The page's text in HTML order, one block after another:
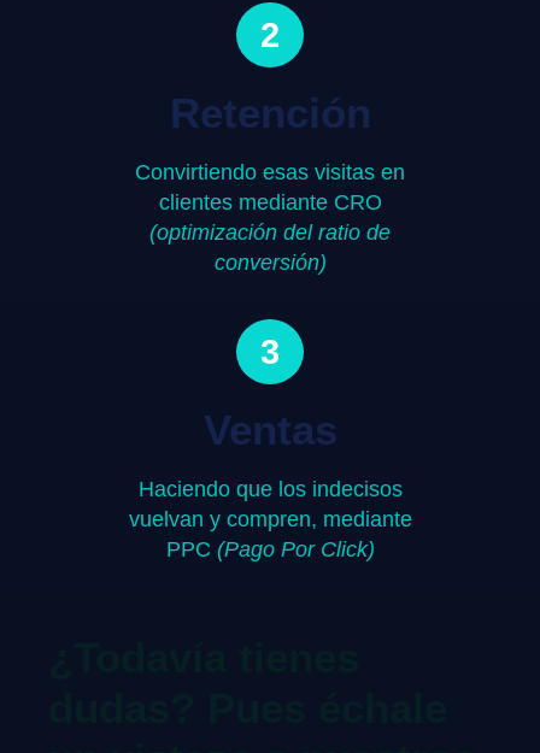
2
Retención
Convirtiendo esas visitas en
clientes mediante CRO
(optimización del ratio de
conversión)
3
Ventas
Haciendo que los indecisos
vuelvan y compren, mediante
PPC (Pago Por Click)